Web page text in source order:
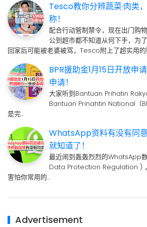
Tesco教你分辨蔬菜·肉类
称！
配合行动管制禁令，现在出门购
公到超市都不知道从何下手，为
回家后可能被老婆被骂，Tesco附上了超实用
BPR援助金1月15日开放申
申请！
大家听到Bantuan Prihatin
Bantuan Prinahtin National（
是完…
WhatsApp资料有没有同
就知道了！
最近闹到轰轰烈烈的WhatsApp
Data Protection Regulation )
害怕你常用的…
Advertisement